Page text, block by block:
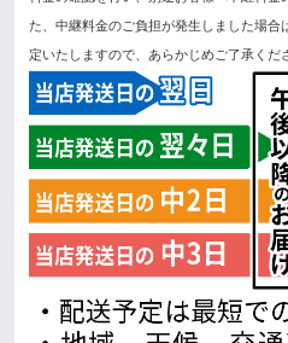
た、中継料金のご負担が発生しました場
定いたしますので、あらかじめご了承くだ